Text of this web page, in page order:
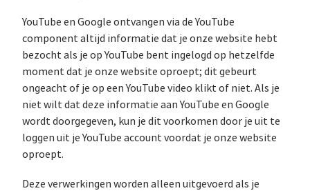
YouTube en Google ontvangen via de YouTube
component altijd informatie dat je onze website hebt
bezocht als je op YouTube bent ingelogd op hetzelfde
moment dat je onze website oproept; dit gebeurt
ongeacht of je op een YouTube video klikt of niet. Als je
niet wilt dat deze informatie aan YouTube en Google
wordt doorgegeven, kun je dit voorkomen door je uit te
loggen uit je YouTube account voordat je onze website
oproept.
Deze verwerkingen worden alleen uitgevoerd als je